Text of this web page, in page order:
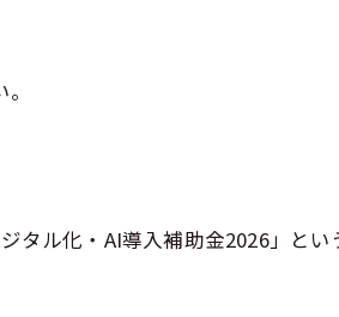
タル化・AI導入補助金2026」とい